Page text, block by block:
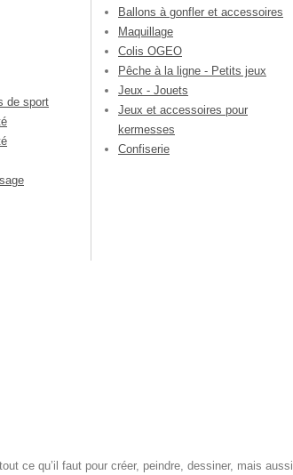
de sport
Ballons à gonfler et accessoires
Maquillage
Colis OGEO
Pêche à la ligne - Petits jeux
Jeux - Jouets
Jeux et accessoires pour
kermesses
Confiserie
ce qu’il faut pour créer, peindre, dessiner, mais aussi